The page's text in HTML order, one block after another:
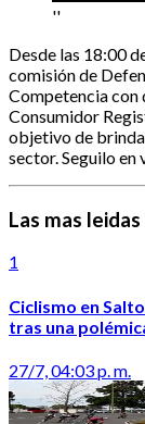
''
Desde las 18:00
comisión de
Competencia con
Consumidor
objetivo de
sector. Seguilo en
Las mas
1
Ciclismo en
tras una
27/7, 04:03 p. m.